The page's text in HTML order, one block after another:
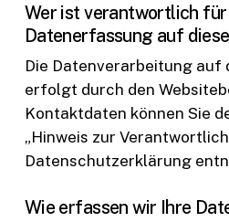
Wer ist verantwortlich
Datenerfassung auf
Die Datenverarbeitung auf
erfolgt durch den
Kontaktdaten können Sie
„Hinweis zur
Datenschutzerklärung
Wie erfassen wir Ihre